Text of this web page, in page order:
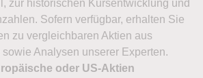
zur historischen Kursentwicklung und
Sofern verfügbar, erhalten Sie
zu vergleichbaren Aktien aus
Analysen unserer Experten.
oder US-Aktien